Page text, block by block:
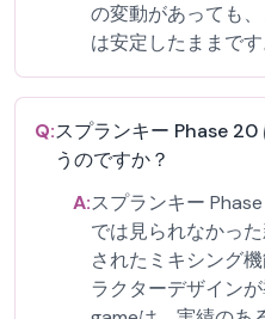
の変動があっても
は安定したままです
Q:スプランキー Phase
うのですか？
A:スプランキー
では見られなかっ
されたミキシング
ラクターデザイン